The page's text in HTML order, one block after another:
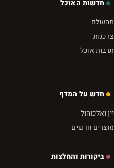
חדשות האוכל
מהעולם
צרכנות
תרבות אוכל
חדש על המדף
יין ואלכוהול
מוצרים חדשים
ביקורות והמלצות